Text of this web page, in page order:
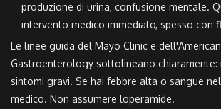
produzione di urina, confusione mentale.
intervento medico immediato, spesso con
Le linee guida del Mayo Clinic e
Gastroenterology sottolineano chiaramente:
sintomi gravi. Se hai febbre alta o sangue
medico. Non assumere loperamide.